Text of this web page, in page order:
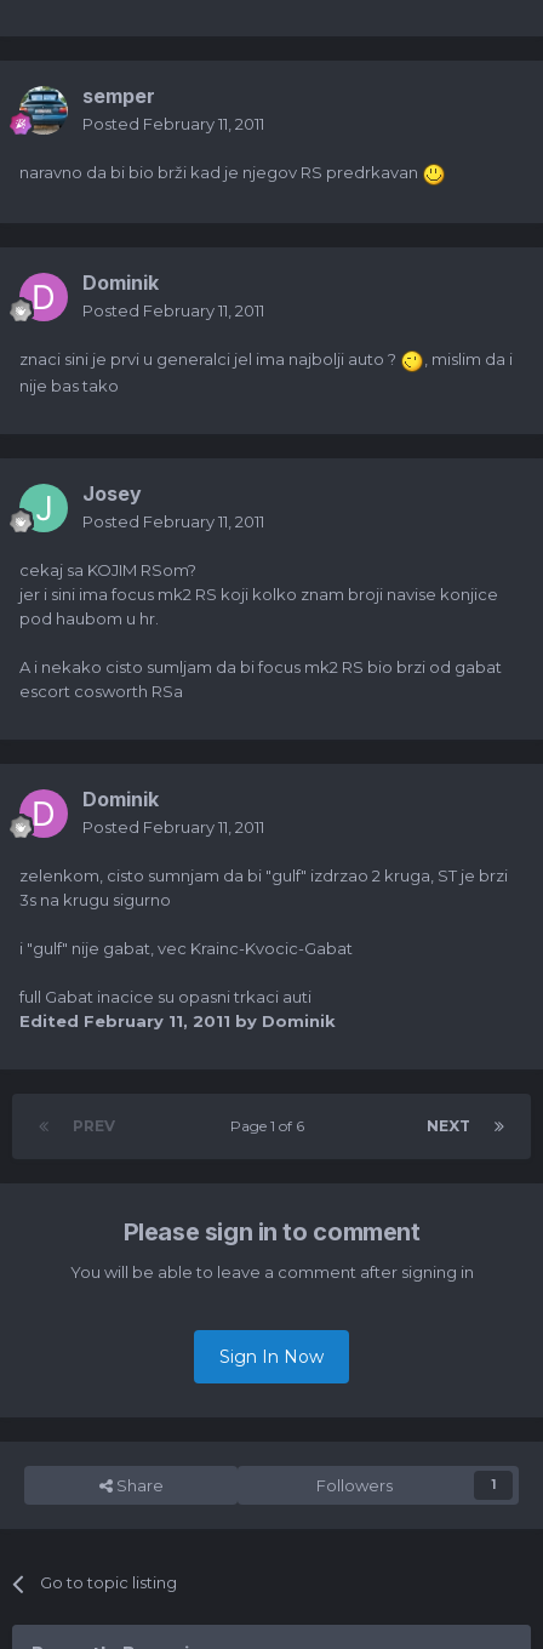
semper
Posted February 11, 2011
naravno da bi bio brži kad je njegov RS predrkavan
Dominik
Posted February 11, 2011
znaci sini je prvi u generalci jel ima najbolji auto ?
, mislim da i
nije bas tako
Josey
Posted February 11, 2011
cekaj sa KOJIM RSom?
jer i sini ima focus mk2 RS koji kolko znam broji navise konjice
pod haubom u hr.
A i nekako cisto sumljam da bi focus mk2 RS bio brzi od gabat
escort cosworth RSa
Dominik
Posted February 11, 2011
zelenkom, cisto sumnjam da bi "gulf" izdrzao 2 kruga, ST je brzi
3s na krugu sigurno
i "gulf" nije gabat, vec Krainc-Kvocic-Gabat
full Gabat inacice su opasni trkaci auti
Edited February 11, 2011 by Dominik
PREV NEXT
Page 1 of 6
Please sign in to comment
You will be able to leave a comment after signing in
Sign In Now
Share Followers 1
Go to topic listing